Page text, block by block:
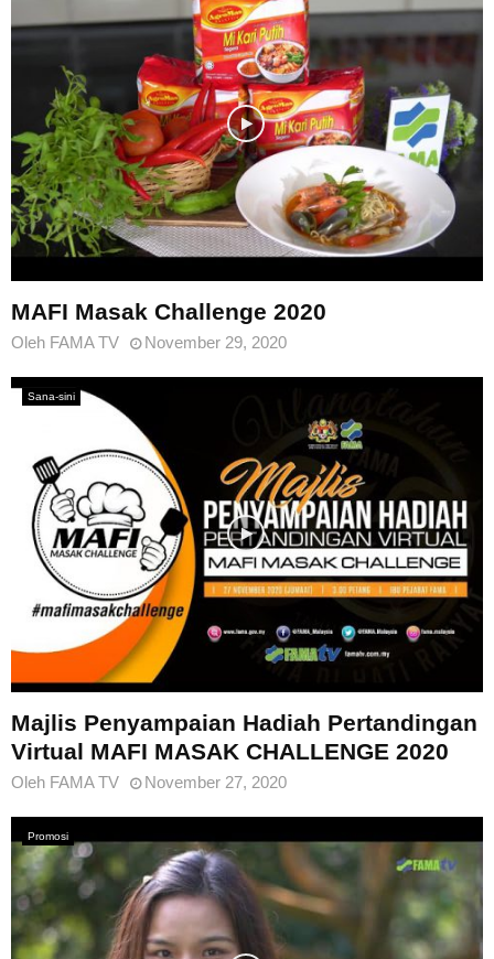
MAFI Masak Challenge 2020
Oleh FAMA TV November 29, 2020
Sana-sini
Majlis Penyampaian Hadiah Pertandingan
Virtual MAFI MASAK CHALLENGE 2020
Oleh FAMA TV November 27, 2020
Promosi